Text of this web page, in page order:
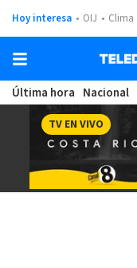
Hoy interesa OIJ Clima
Última hora Nacional
TV EN VIVO